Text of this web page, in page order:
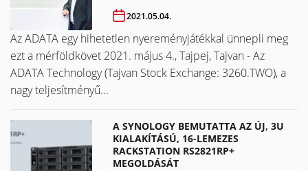
2021.05.04.
Az ADATA egy hihetetlen nyereményjátékkal ünnepli meg
ezt a mérföldkövet ​​​​​​​2021. május 4., Tajpej, Tajvan - Az
ADATA Technology (Tajvan Stock Exchange: 3260.TWO), a
nagy teljesítményű...
A SYNOLOGY BEMUTATTA AZ ÚJ, 3U
KIALAKÍTÁSÚ, 16-LEMEZES
RACKSTATION RS2821RP+
MEGOLDÁSÁT